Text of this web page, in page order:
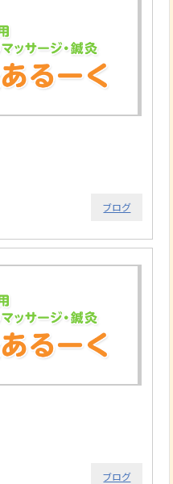
ブログ
ブログ